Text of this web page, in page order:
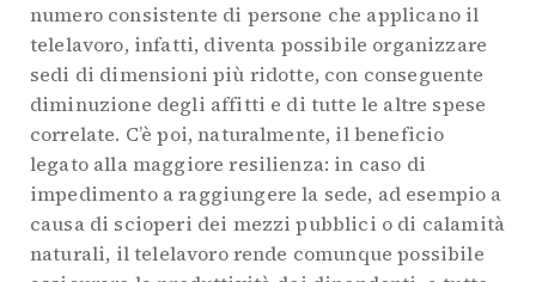
numero consistente di persone che applicano il
telelavoro, infatti, diventa possibile organizzare
sedi di dimensioni più ridotte, con conseguente
diminuzione degli affitti e di tutte le altre spese
correlate. C’è poi, naturalmente, il beneficio
legato alla maggiore resilienza: in caso di
impedimento a raggiungere la sede, ad esempio a
causa di scioperi dei mezzi pubblici o di calamità
naturali, il telelavoro rende comunque possibile